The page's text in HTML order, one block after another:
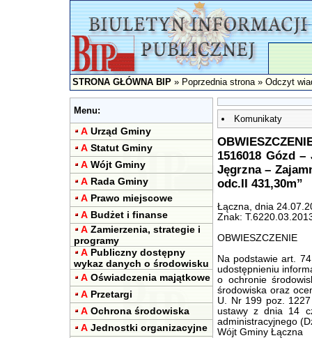
STRONA GŁÓWNA BIP»Poprzednia strona» Odczyt
Menu:
A Urząd Gminy
A Statut Gminy
A Wójt Gminy
A Rada Gminy
A Prawo miejscowe
A Budżet i finanse
A Zamierzenia, strategie i
programy
A Publiczny dostępny
wykaz danych o środowisku
A Oświadczenia majątkowe
A Przetargi
A Ochrona środowiska
A Jednostki organizacyjne
Komunikaty
1516018 Gózd
Jęgrzna –
odc.II 431,30m”
Łączna, dnia
Znak:
OBWIESZCZENIE
Na podstawie art.
udostępnieniu
o ochronie
środowiska oraz
U. Nr 199 poz.
ustawy z dnia 14
administracyjnego
Wójt Gminy Łączna